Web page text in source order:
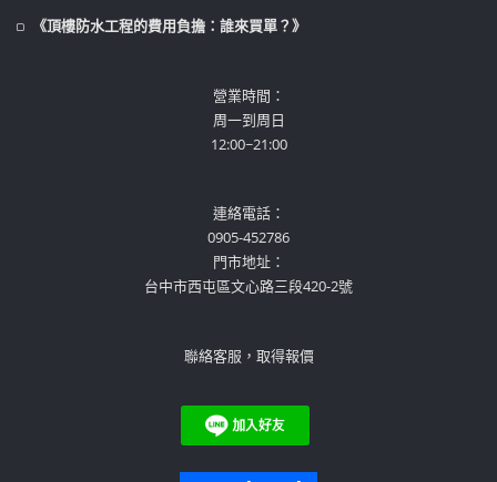
《頂樓防水工程的費用負擔：誰來買單？》
營業時間：
周一到周日
12:00~21:00
連絡電話：
0905-452786
門市地址：
台中市西屯區文心路三段420-2號
聯絡客服，取得報價